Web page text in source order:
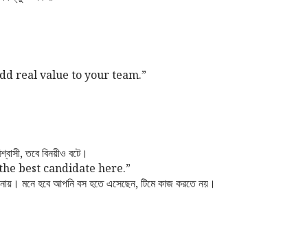
real value to your team.”
তবে বিনয়ীও বটে।
the best candidate here.”
মনে হবে আপনি বস হতে এসেছেন, টিমে কাজ করতে নয়।